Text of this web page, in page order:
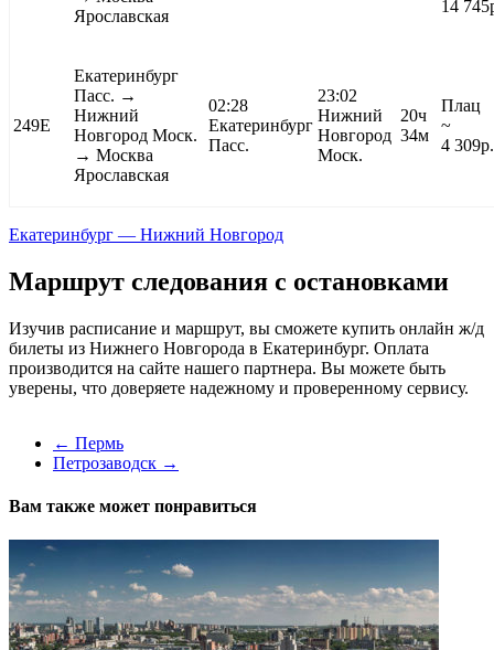
Ярославская
14 745
249Е
Екатеринбург
Пасс. →
Нижний
Новгород Моск.
→ Москва
Ярославская
02:28
Екатеринбург
Пасс.
23:02
Нижний
Новгород
Моск.
20ч
34м
Плац
~
4 309р.
Екатеринбург — Нижний Новгород
Маршрут следования с остановками
Изучив расписание и маршрут, вы сможете купить онлайн ж/д
билеты из Нижнего Новгорода в Екатеринбург. Оплата
производится на сайте нашего партнера. Вы можете быть
уверены, что доверяете надежному и проверенному сервису.
← Пермь
Петрозаводск →
Вам также может понравиться